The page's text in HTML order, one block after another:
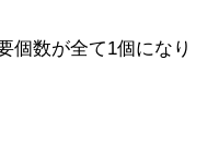
数が全て1個になり